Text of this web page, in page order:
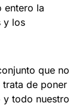
entero la
y los
que no
trata de poner
y todo nuestro